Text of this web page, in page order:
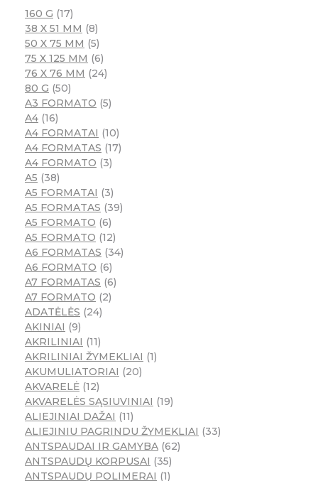
160 G 17
38 X 51 MM
8
50 X 75 MM
5
75 X 125 MM
6
76 X 76 MM
24
80 G 50
A3 FORMATO 5
A4 16
A4 FORMATAI
10
A4 FORMATAS 17
A4 FORMATO 3
A5 38
A5 FORMATAI
3
A5 FORMATAS 39
A5 FORMATO 6
A5 FORMATO 12
A6 FORMATAS 34
A6 FORMATO 6
A7 FORMATAS 6
A7 FORMATO
2
ADATĖLĖS
24
AKINIAI
9
AKRILINIAI
11
AKRILINIAI ŽYMEKLIAI
1
AKUMULIATORIAI
20
AKVARELĖ 12
AKVARELĖS SĄSIUVINIAI
19
ALIEJINIAI DAŽAI
11
ALIEJINIU PAGRINDU ŽYMEKLIAI
33
ANTSPAUDAI IR GAMYBA 62
ANTSPAUDŲ KORPUSAI
35
ANTSPAUDŲ POLIMERAI
1